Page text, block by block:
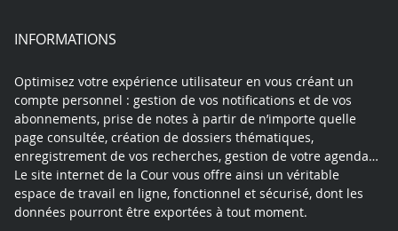
INFORMATIONS
Optimisez votre expérience utilisateur en vous créant un
compte personnel : gestion de vos notifications et de vos
abonnements, prise de notes à partir de n’importe quelle
page consultée, création de dossiers thématiques,
enregistrement de vos recherches, gestion de votre agenda…
Le site internet de la Cour vous offre ainsi un véritable
espace de travail en ligne, fonctionnel et sécurisé, dont les
données pourront être exportées à tout moment.